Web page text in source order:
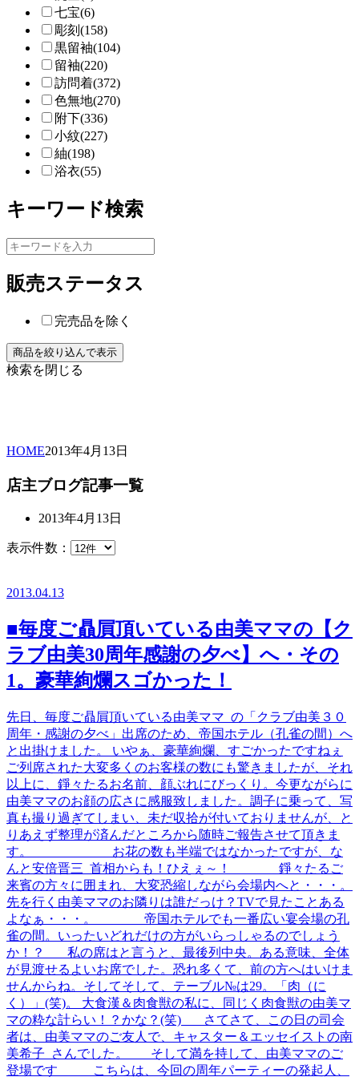
七宝(6)
彫刻(158)
黒留袖(104)
留袖(220)
訪問着(372)
色無地(270)
附下(336)
小紋(227)
紬(198)
浴衣(55)
キーワード検索
販売ステータス
完売品を除く
検索を閉じる
HOME2013年4月 13日
店主ブログ記事一覧
2013年4月13日
表示件数：
2013.04.13
■毎度ご贔屓頂いている由美ママの【ク
ラブ由美30周年感謝の夕べ】へ・その
1。豪華絢爛スゴかった！
先日、毎度ご贔屓頂いている由美ママ の「クラブ由美３０
周年・感謝の夕べ」出席のため、帝国ホテル（孔雀の間）へ
と出掛けました。 いやぁ、豪華絢爛、すごかったですねぇ
ご列席された大変多くのお客様の数にも驚きましたが、それ
以上に、錚々たるお名前、顔ぶれにびっくり。今更ながらに
由美ママのお顔の広さに感服致しました。調子に乗って、写
真も撮り過ぎてしまい、未だ収拾が付いておりませんが、と
りあえず整理が済んだところから随時ご報告させて頂きま
す。 お花の数も半端ではなかったですが、な
んと安倍晋三 首相からも！ひえぇ～！ 錚々たるご
来賓の方々に囲まれ、大変恐縮しながら会場内へと・・・。
先を行く由美ママのお隣りは誰だっけ？TVで見たことある
よなぁ・・・。 帝国ホテルでも一番広い宴会場の孔
雀の間。いったいどれだけの方がいらっしゃるのでしょう
か！？ 私の席はと言うと、最後列中央。ある意味、全体
が見渡せるよいお席でした。恐れ多くて、前の方へはいけま
せんからね。そしてそして、テーブル№は29。「肉（に
く）」(笑)。 大食漢＆肉食獣の私に、同じく肉食獣の由美マ
マの粋な計らい！？かな？(笑) さてさて、この日の司会
者は、由美ママのご友人で、キャスター＆エッセイストの南
美希子 さんでした。 そして満を持して、由美ママのご
登場です こちらは、今回の周年パーティーの発起人、